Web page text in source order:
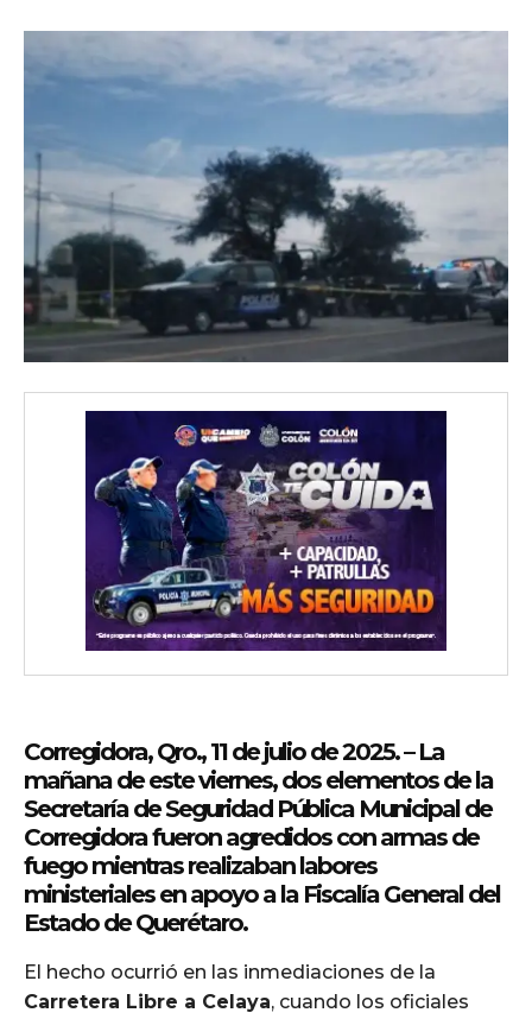
Corregidora, Qro., 11 de julio de 2025.– La
mañana de este viernes, dos elementos de la
Secretaría de Seguridad Pública Municipal de
Corregidora fueron agredidos con armas de
fuego mientras realizaban labores
ministeriales en apoyo a la Fiscalía General del
Estado de Querétaro.
El hecho ocurrió en las inmediaciones de la
Carretera Libre a Celaya, cuando los oficiales